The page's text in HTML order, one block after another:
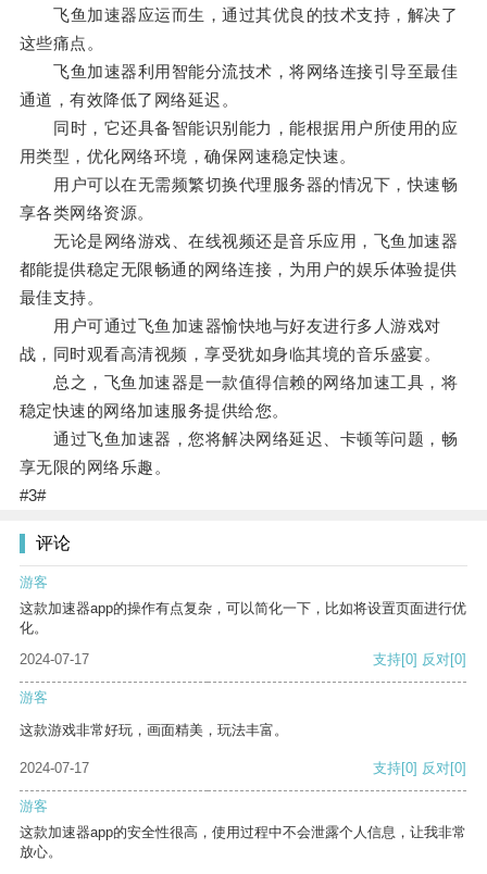
飞鱼加速器应运而生，通过其优良的技术支持，解决了
这些痛点。
飞鱼加速器利用智能分流技术，将网络连接引导至最佳
通道，有效降低了网络延迟。
同时，它还具备智能识别能力，能根据用户所使用的应
用类型，优化网络环境，确保网速稳定快速。
用户可以在无需频繁切换代理服务器的情况下，快速畅
享各类网络资源。
无论是网络游戏、在线视频还是音乐应用，飞鱼加速器
都能提供稳定无限畅通的网络连接，为用户的娱乐体验提供
最佳支持。
用户可通过飞鱼加速器愉快地与好友进行多人游戏对
战，同时观看高清视频，享受犹如身临其境的音乐盛宴。
总之，飞鱼加速器是一款值得信赖的网络加速工具，将
稳定快速的网络加速服务提供给您。
通过飞鱼加速器，您将解决网络延迟、卡顿等问题，畅
享无限的网络乐趣。
#3#
评论
游客
这款加速器app的操作有点复杂，可以简化一下，比如将设置页面进行优
化。
2024-07-17
支持[0] 反对[0]
游客
这款游戏非常好玩，画面精美，玩法丰富。
2024-07-17 支持[0] 反对[0]
游客
这款加速器app的安全性很高，使用过程中不会泄露个人信息，让我非常
放心。